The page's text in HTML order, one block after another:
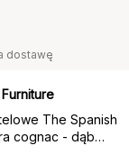
dostawę
The Spanish
cognac - dąb